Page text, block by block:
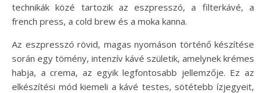
technikák közé tartozik az eszpresszó, a filterkávé, a
french press, a cold brew és a moka kanna.
Az eszpresszó rövid, magas nyomáson történő készítése
során egy tömény, intenzív kávé születik, amelynek krémes
habja, a crema, az egyik legfontosabb jellemzője. Ez az
elkészítési mód kiemeli a kávé testes, sötétebb ízjegyeit,